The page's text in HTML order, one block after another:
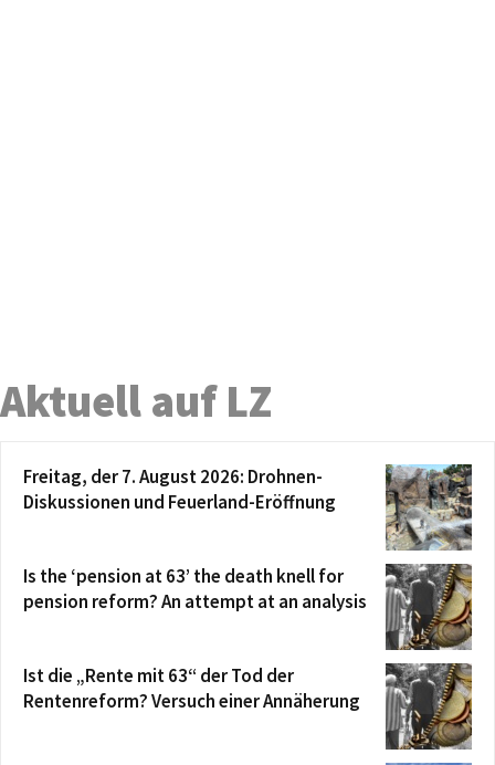
Aktuell auf LZ
Freitag, der 7. August 2026: Drohnen-
Diskussionen und Feuerland-Eröffnung
Is the ‘pension at 63’ the death knell for
pension reform? An attempt at an analysis
Ist die „Rente mit 63“ der Tod der
Rentenreform? Versuch einer Annäherung